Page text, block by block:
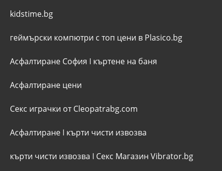
kidstime.bg
геймърски компютри с топ цени в Plasico.bg
Асфалтиране София I къртене на баня
Асфалтиране цени
Секс играчки от Cleopatrabg.com
Асфалтиране I кърти чисти извозва
кърти чисти извозва I Секс Магазин Vibrator.bg